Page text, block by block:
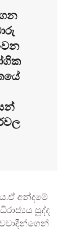
අන්දමේ
සුද්ද